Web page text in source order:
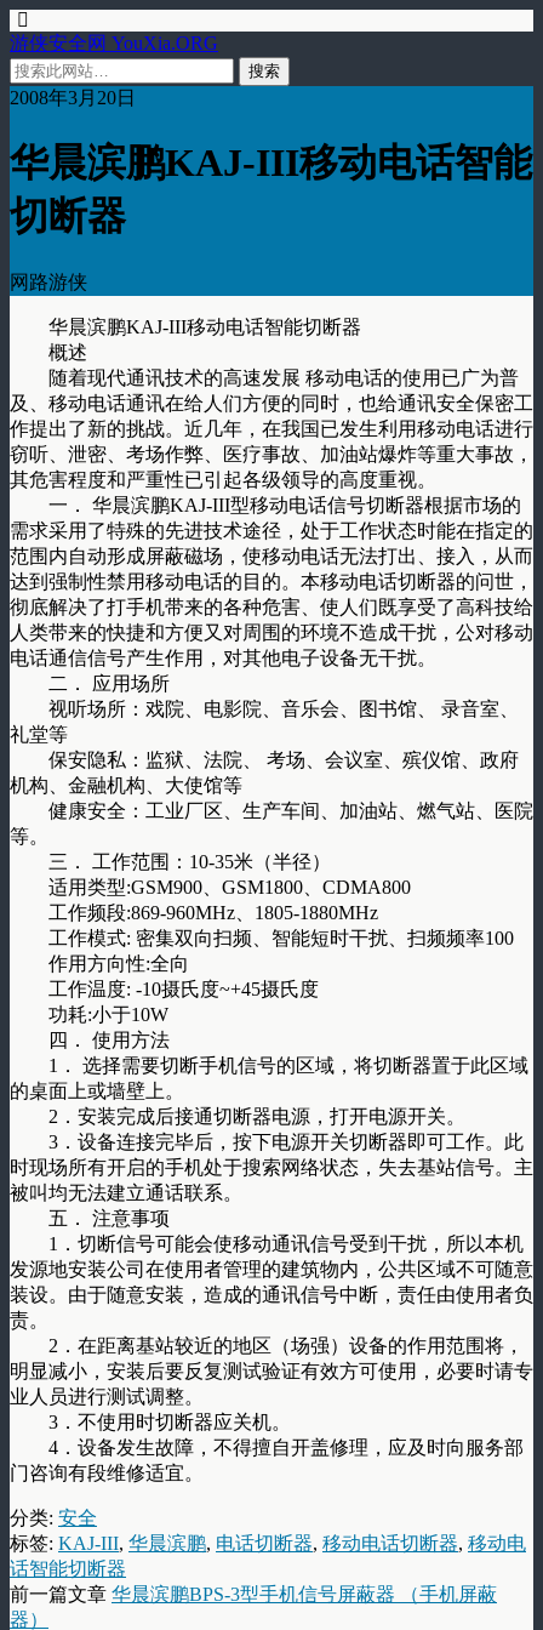
游侠安全网 YouXia.ORG
2008年3月20日
华晨滨鹏KAJ-III移动电话智能
切断器
网路游侠
华晨滨鹏KAJ-III移动电话智能切断器
概述
随着现代通讯技术的高速发展 移动电话的使用已广为普
及、移动电话通讯在给人们方便的同时，也给通讯安全保密工
作提出了新的挑战。近几年，在我国已发生利用移动电话进行
窃听、泄密、考场作弊、医疗事故、加油站爆炸等重大事故，
其危害程度和严重性已引起各级领导的高度重视。
一． 华晨滨鹏KAJ-III型移动电话信号切断器根据市场的
需求采用了特殊的先进技术途径，处于工作状态时能在指定的
范围内自动形成屏蔽磁场，使移动电话无法打出、接入，从而
达到强制性禁用移动电话的目的。本移动电话切断器的问世，
彻底解决了打手机带来的各种危害、使人们既享受了高科技给
人类带来的快捷和方便又对周围的环境不造成干扰，公对移动
电话通信信号产生作用，对其他电子设备无干扰。
二． 应用场所
视听场所：戏院、电影院、音乐会、图书馆、 录音室、
礼堂等
保安隐私：监狱、法院、 考场、会议室、殡仪馆、政府
机构、金融机构、大使馆等
健康安全：工业厂区、生产车间、加油站、燃气站、医院
等。
三． 工作范围：10-35米（半径）
适用类型:GSM900、GSM1800、CDMA800
工作频段:869-960MHz、1805-1880MHz
工作模式: 密集双向扫频、智能短时干扰、扫频频率100
作用方向性:全向
工作温度: -10摄氏度~+45摄氏度
功耗:小于10W
四． 使用方法
1． 选择需要切断手机信号的区域，将切断器置于此区域
的桌面上或墙壁上。
2．安装完成后接通切断器电源，打开电源开关。
3．设备连接完毕后，按下电源开关切断器即可工作。此
时现场所有开启的手机处于搜索网络状态，失去基站信号。主
被叫均无法建立通话联系。
五． 注意事项
1．切断信号可能会使移动通讯信号受到干扰，所以本机
发源地安装公司在使用者管理的建筑物内，公共区域不可随意
装设。由于随意安装，造成的通讯信号中断，责任由使用者负
责。
2．在距离基站较近的地区（场强）设备的作用范围将，
明显减小，安装后要反复测试验证有效方可使用，必要时请专
业人员进行测试调整。
3．不使用时切断器应关机。
4．设备发生故障，不得擅自开盖修理，应及时向服务部
门咨询有段维修适宜。
分类: 安全
标签: KAJ-III, 华晨滨鹏, 电话切断器, 移动电话切断器, 移动电
话智能切断器
前一篇文章 华晨滨鹏BPS-3型手机信号屏蔽器 （手机屏蔽
器）